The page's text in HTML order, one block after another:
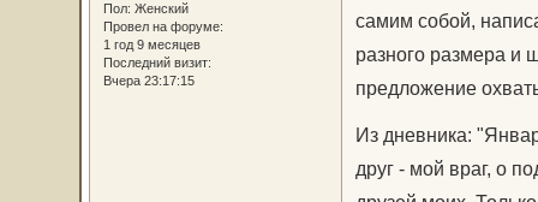
Пол: Женский
Провел на форуме:
1 год 9 месяцев
Последний визит:
Вчера 23:17:15
самим собой,
разного размера и
предложение
Из дневника:
друг - мой враг, о